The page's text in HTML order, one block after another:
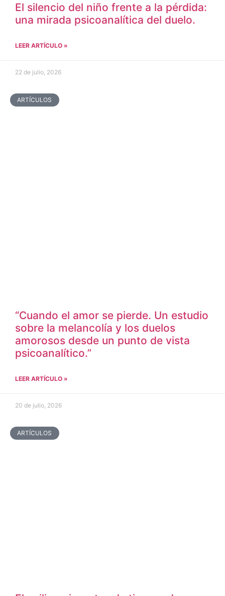
El silencio del niño frente a la pérdida:
una mirada psicoanalítica del duelo.
LEER ARTÍCULO »
22 de julio, 2026
ARTÍCULOS
“Cuando el amor se pierde. Un estudio
sobre la melancolía y los duelos
amorosos desde un punto de vista
psicoanalítico.”
LEER ARTÍCULO »
20 de julio, 2026
ARTÍCULOS